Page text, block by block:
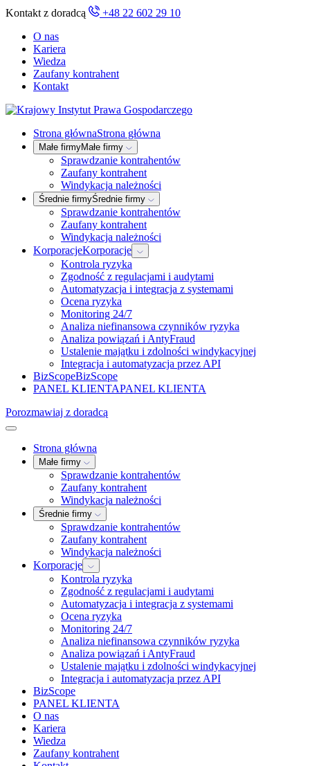
Kontakt z doradcą
+48 22 602 29 10
O nas
Kariera
Wiedza
Zaufany kontrahent
Kontakt
Strona głównaStrona główna
Małe firmyMałe firmy
Sprawdzanie kontrahentów
Zaufany kontrahent
Windykacja należności
Średnie firmyŚrednie firmy
Sprawdzanie kontrahentów
Zaufany kontrahent
Windykacja należności
KorporacjeKorporacje
Kontrola ryzyka
Zgodność z regulacjami i audytami
Automatyzacja i integracja z systemami
Ocena ryzyka
Monitoring 24/7
Analiza niefinansowa czynników ryzyka
Analiza powiązań i AntyFraud
Ustalenie majątku i zdolności windykacyjnej
Integracja i automatyzacja przez API
BizScopeBizScope
PANEL KLIENTAPANEL KLIENTA
Porozmawiaj z doradcą
Strona główna
Małe firmy
Sprawdzanie kontrahentów
Zaufany kontrahent
Windykacja należności
Średnie firmy
Sprawdzanie kontrahentów
Zaufany kontrahent
Windykacja należności
Korporacje
Kontrola ryzyka
Zgodność z regulacjami i audytami
Automatyzacja i integracja z systemami
Ocena ryzyka
Monitoring 24/7
Analiza niefinansowa czynników ryzyka
Analiza powiązań i AntyFraud
Ustalenie majątku i zdolności windykacyjnej
Integracja i automatyzacja przez API
BizScope
PANEL KLIENTA
O nas
Kariera
Wiedza
Zaufany kontrahent